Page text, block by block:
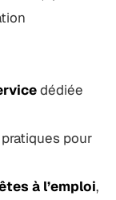
dédiée
pratiques pour
à l’emploi,